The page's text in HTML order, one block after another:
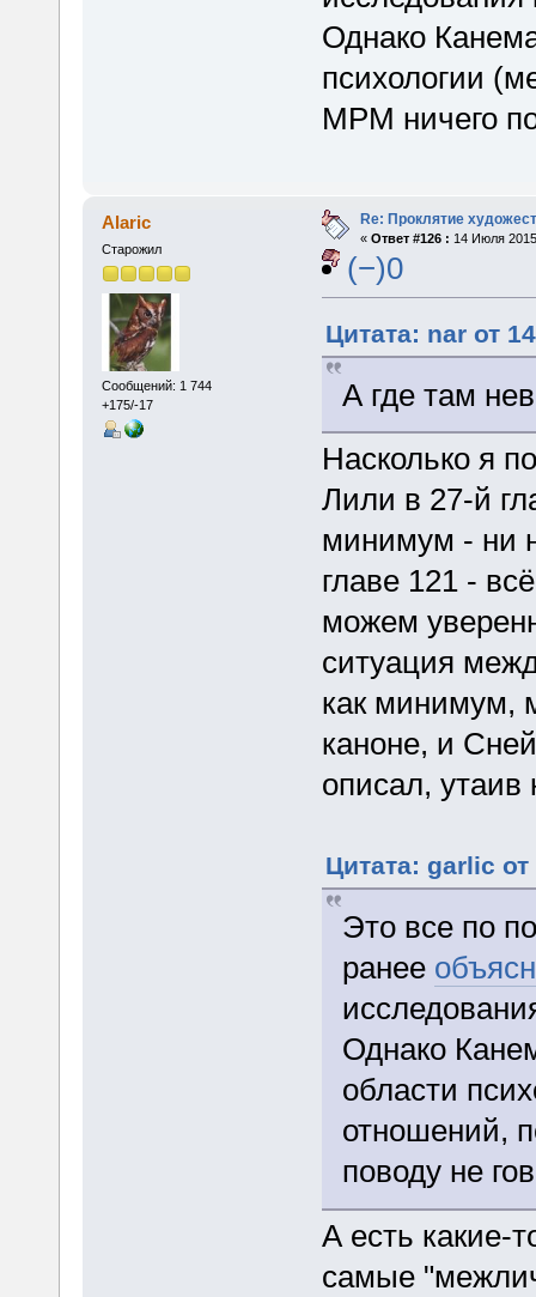
Однако
психологии
МРМ ничего
Alaric
Старожил
Сообщений: 1 744
+175/-17
Re: Проклятие
« Ответ #126 : 14 Июля
(−)0
Цитата: nar от
А где там
Насколько я
Лили в 27-й
минимум - ни
главе 121 -
можем
ситуация
как минимум,
каноне, и
описал,
Цитата: garlic
Это все по
ранее
Однако
области
отношений,
поводу не
А есть какие-
самые